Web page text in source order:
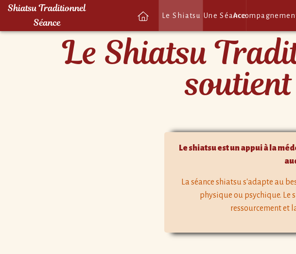
Shiatsu Traditionnel
Séance
Le Shiatsu Une Séance
Le Shiatsu
Le shiatsu est un appui à la
La séance shiatsu s'adapte au
physique ou psychique. Le
ressourcement et